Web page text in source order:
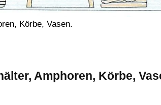
Körbe, Vasen.
Amphoren, Körbe,